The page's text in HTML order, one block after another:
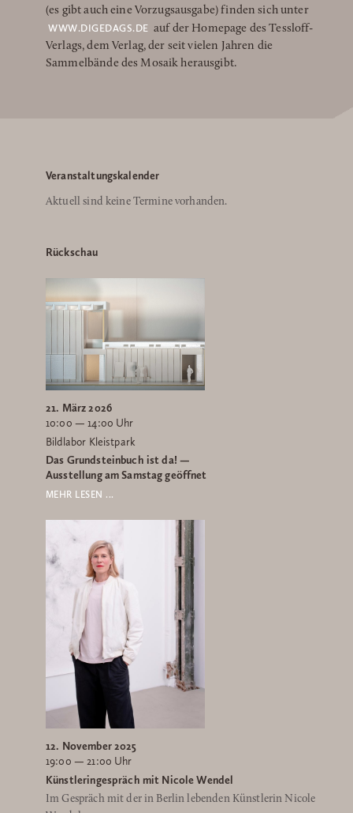
(es gibt auch eine Vorzugsausgabe) finden sich unter
WWW.DIGEDAGS.DE auf der Homepage des Tessloff-
Verlags, dem Verlag, der seit vielen Jahren die
Sammelbände des Mosaik herausgibt.
Veranstaltungskalender
Aktuell sind keine Termine vorhanden.
Rückschau
21. März 2026
10:00 — 14:00 Uhr
Bildlabor Kleistpark
Das Grundsteinbuch ist da! —
Ausstellung am Samstag geöffnet
MEHR LESEN ...
12. November 2025
19:00 — 21:00 Uhr
Künstleringespräch mit Nicole Wendel
Im Gespräch mit der in Berlin lebenden Künstlerin Nicole